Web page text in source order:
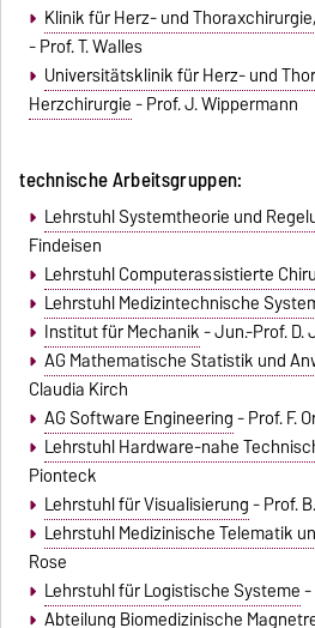
Klinik für Herz- und
- Prof. T. Walles
Universitätsklinik für Herz- und
Herzchirurgie- Prof. J. Wippermann
technische Arbeitsgruppen:
Lehrstuhl Systemtheorie und
Findeisen
Lehrstuhl Computerassistierte
Lehrstuhl Medizintechnische
Institut für Mechanik- Jun.-Prof. D.
AG Mathematische Statistik und
Claudia Kirch
AG Software Engineering- Prof. F.
Lehrstuhl Hardware-nahe
Pionteck
Lehrstuhl für Visualisierung- Prof.
Lehrstuhl Medizinische Telematik
Rose
Lehrstuhl für Logistische Systeme-
Abteilung Biomedizinische